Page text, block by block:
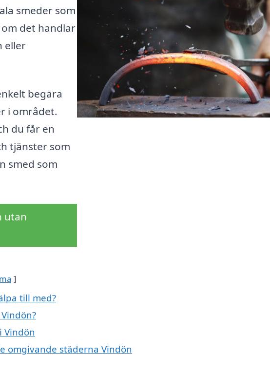
smeder som
det handlar
eller
begära
i området.
du får en
tjänster som
smed som
utan
till med?
Vindön
omgivande städerna Vindön